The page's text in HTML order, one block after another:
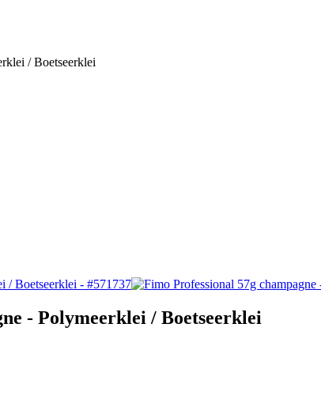
/ Boetseerklei
- Polymeerklei / Boetseerklei